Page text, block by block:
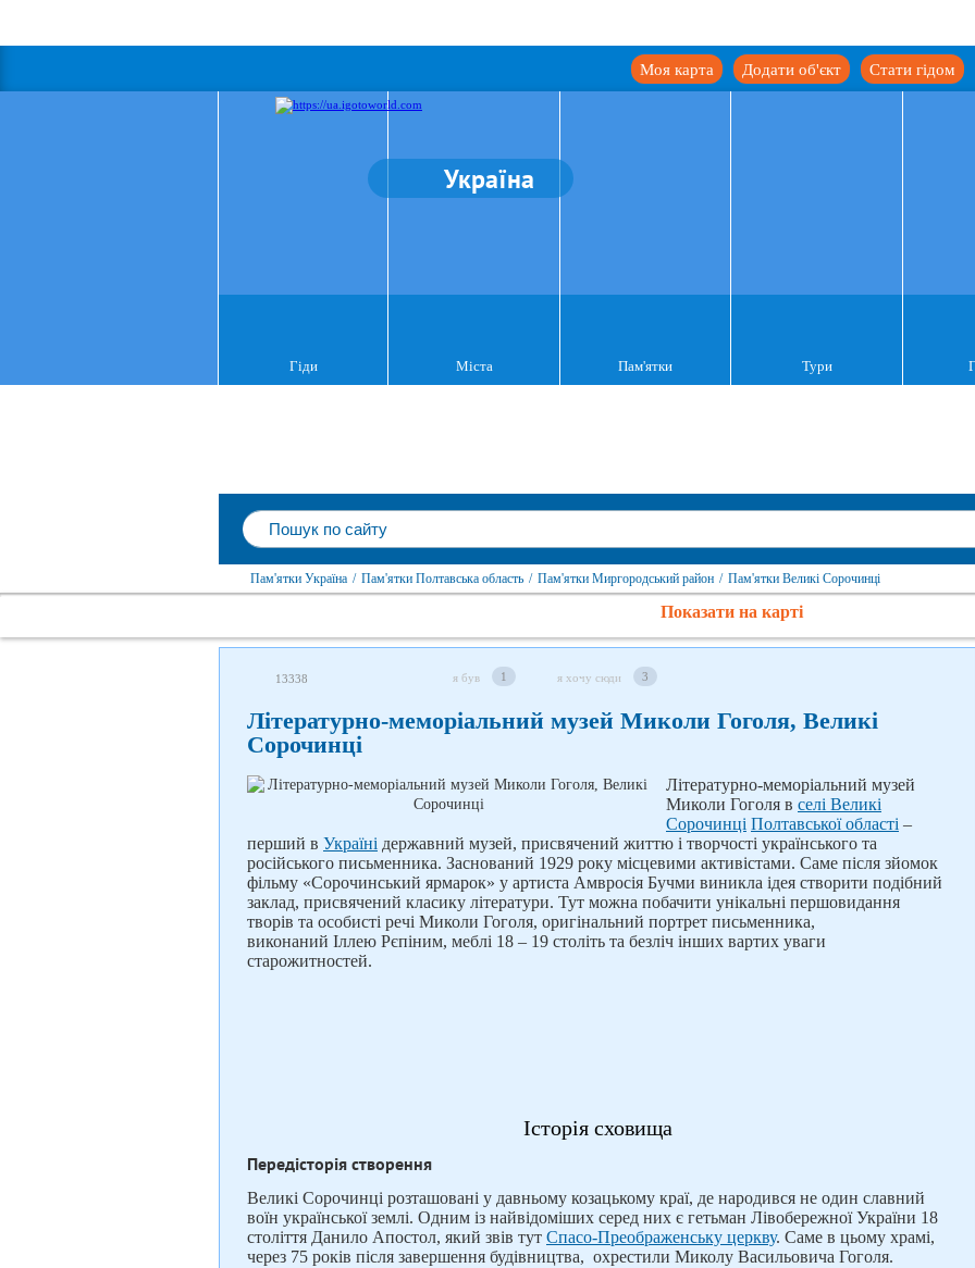
Стати гідом
Додати об'єкт
Моя карта
Україна
Гіди Міста Пам'ятки Тури
Пам'ятки Україна / Пам'ятки Полтавська область / Пам'ятки Миргородський район / Пам'ятки Великі Сорочинці
Показати на карті
13338 я був 1 я хочу сюди 3
Літературно-меморіальний музей Миколи Гоголя, Великі
Сорочинці
Літературно-меморіальний музей
Миколи Гоголя в селі Великі
Сорочинці Полтавської області –
перший в Україні державний музей, присвячений життю і творчості українського та
російського письменника. Заснований 1929 року місцевими активістами. Саме після зйомок
фільму «Сорочинський ярмарок» у артиста Амвросія Бучми виникла ідея створити подібний
заклад, присвячений класику літератури. Тут можна побачити унікальні першовидання
творів та особисті речі Миколи Гоголя, оригіналь­ний портрет письменника,
виконаний Іллею Рєпіним, меблі 18 – 19 століть та безліч інших вартих уваги
старожитностей.
Історія сховища
Передісторія створення
Великі Сорочинці розташовані у давньому козацькому краї, де народився не один славний
воїн української землі. Одним із найвідоміших серед них є гетьман Лівобережної України 18
століття Данило Апостол, який звів тут Спасо-Преображенську церкву. Саме в цьому храмі,
через 75 років після завершення будівництва, охрестили Миколу Васильовича Гоголя.